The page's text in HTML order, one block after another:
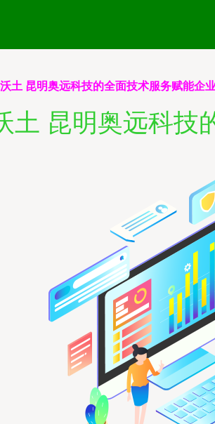
土 昆明奥远科技的全面技术服务赋能企
土 昆明奥远科技